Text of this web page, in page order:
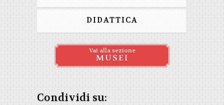
DIDATTICA
Vai alla sezione
MUSEI
Condividi su: